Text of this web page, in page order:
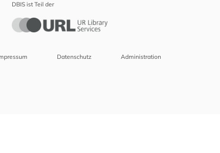
DBIS ist Teil der
Datenschutz Administration